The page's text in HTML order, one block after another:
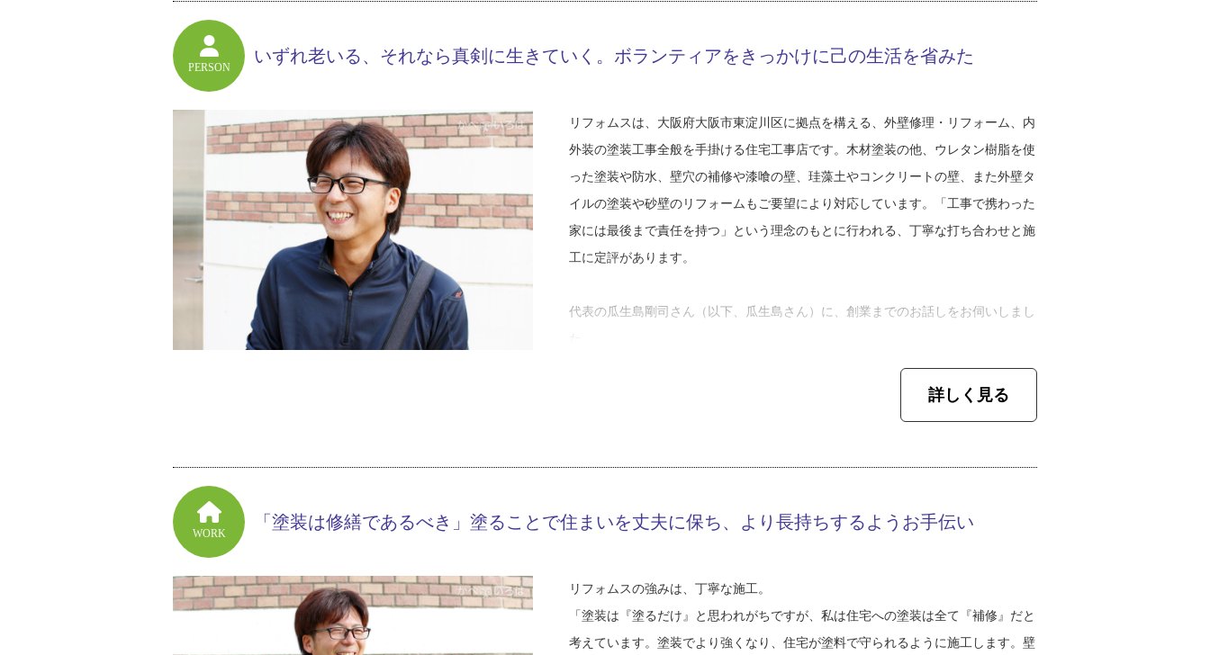
PERSON
いずれ老いる、それなら真剣に生きていく。ボランティアをきっかけに己の生活を省みた
リフォムスは、大阪府大阪市東淀川区に拠点を構える、外壁修理・リフォーム、内
外装の塗装工事全般を手掛ける住宅工事店です。木材塗装の他、ウレタン樹脂を使
った塗装や防水、壁穴の補修や漆喰の壁、珪藻土やコンクリートの壁、また外壁タ
イルの塗装や砂壁のリフォームもご要望により対応しています。「工事で携わった
家には最後まで責任を持つ」という理念のもとに行われる、丁寧な打ち合わせと施
工に定評があります。
代表の瓜生島剛司さん（以下、瓜生島さん）に、創業までのお話しをお伺いしまし
「学生の時、入浴後の高齢者のお世話と、その後にお喋りをするボランティアに参
加したんです。そこで、『ああ、皆、いつかはじっちゃんばっちゃんになんねや』
と当たり前のことに気が付いた。将来何が待っているのか、やっと理解したという
も営業もしなければならない過酷な会社で６年間勤めて、経験値を高めていきまし
「独立して良かったのは、自分の裁量で作業が進められること。施工方法の決定は
もちろんですが、細かい仕上げも納得いくまで手をかけられる。小回りがきくのが
嬉しいです。これからはもっと同業者の仲間と横の繋がりを強固にして、仕事の幅
詳しく見る
WORK
「塗装は修繕であるべき」塗ることで住まいを丈夫に保ち、より長持ちするようお手伝い
リフォムスの強みは、丁寧な施工。
「塗装は『塗るだけ』と思われがちですが、私は住宅への塗装は全て『補修』だと
考えています。塗装でより強くなり、住宅が塗料で守られるように施工します。壁